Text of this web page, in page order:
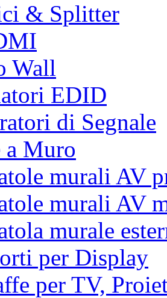
& Splitter
Wall
EDID
di Segnale
a Muro
murali AV
murali AV
murale
per Display
per TV,